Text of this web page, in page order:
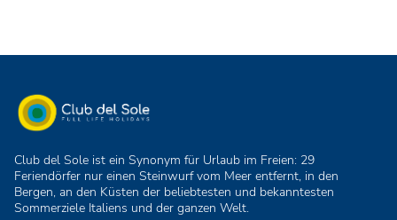
Club del Sole ist ein Synonym für Urlaub im Freien: 29
Feriendörfer nur einen Steinwurf vom Meer entfernt, in den
Bergen, an den Küsten der beliebtesten und bekanntesten
Sommerziele Italiens und der ganzen Welt.